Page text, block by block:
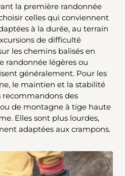
la première randonnée
celles qui conviennent
à la durée, au terrain
de difficulté
les chemins balisés en
randonnée légères ou
généralement. Pour les
le maintien et la stabilité
des
de montagne à tige haute
Elles sont plus lourdes,
adaptées aux crampons.